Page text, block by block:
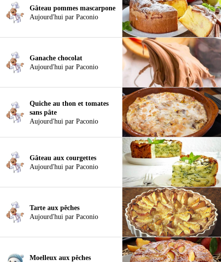
Gâteau pommes mascarpone
Aujourd'hui par Paconio
Ganache chocolat
Aujourd'hui par Paconio
Quiche au thon et tomates
sans pâte
Aujourd'hui par Paconio
Gâteau aux courgettes
Aujourd'hui par Paconio
Tarte aux pêches
Aujourd'hui par Paconio
Moelleux aux pêches